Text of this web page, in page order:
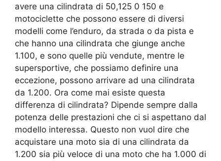
avere una cilindrata di 50,125 0 150 e
motociclette che possono essere di diversi
modelli come l’enduro, da strada o da pista e
che hanno una cilindrata che giunge anche
1.100, e sono quelle più vendute, mentre le
supersportive, che possiamo definire una
eccezione, possono arrivare ad una cilindrata
da 1.200. Ora come mai esiste questa
differenza di cilindrata? Dipende sempre dalla
potenza delle prestazioni che ci si aspettano dal
modello interessa. Questo non vuol dire che
acquistare una moto sia di una cilindrata da
1.200 sia più veloce di una moto che ha 1.000 di